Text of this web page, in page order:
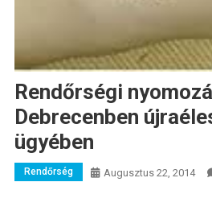
Rendőrségi
Debrecenben
ügyében
Rendőrség Augusztus 22, 2014